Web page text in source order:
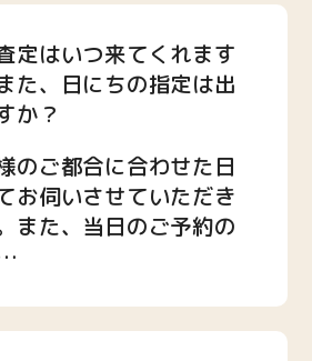
定はいつ来てくれます
た、日にちの指定は出
か？
のご都合に合わせた日
お伺いさせていただき
また、当日のご予約の